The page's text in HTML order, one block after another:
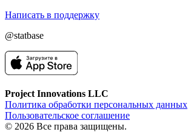
Написать в поддержку
@statbase
Project Innovations LLC
Политика обработки персональных данных
Пользовательское соглашение
© 2026 Все права защищены.